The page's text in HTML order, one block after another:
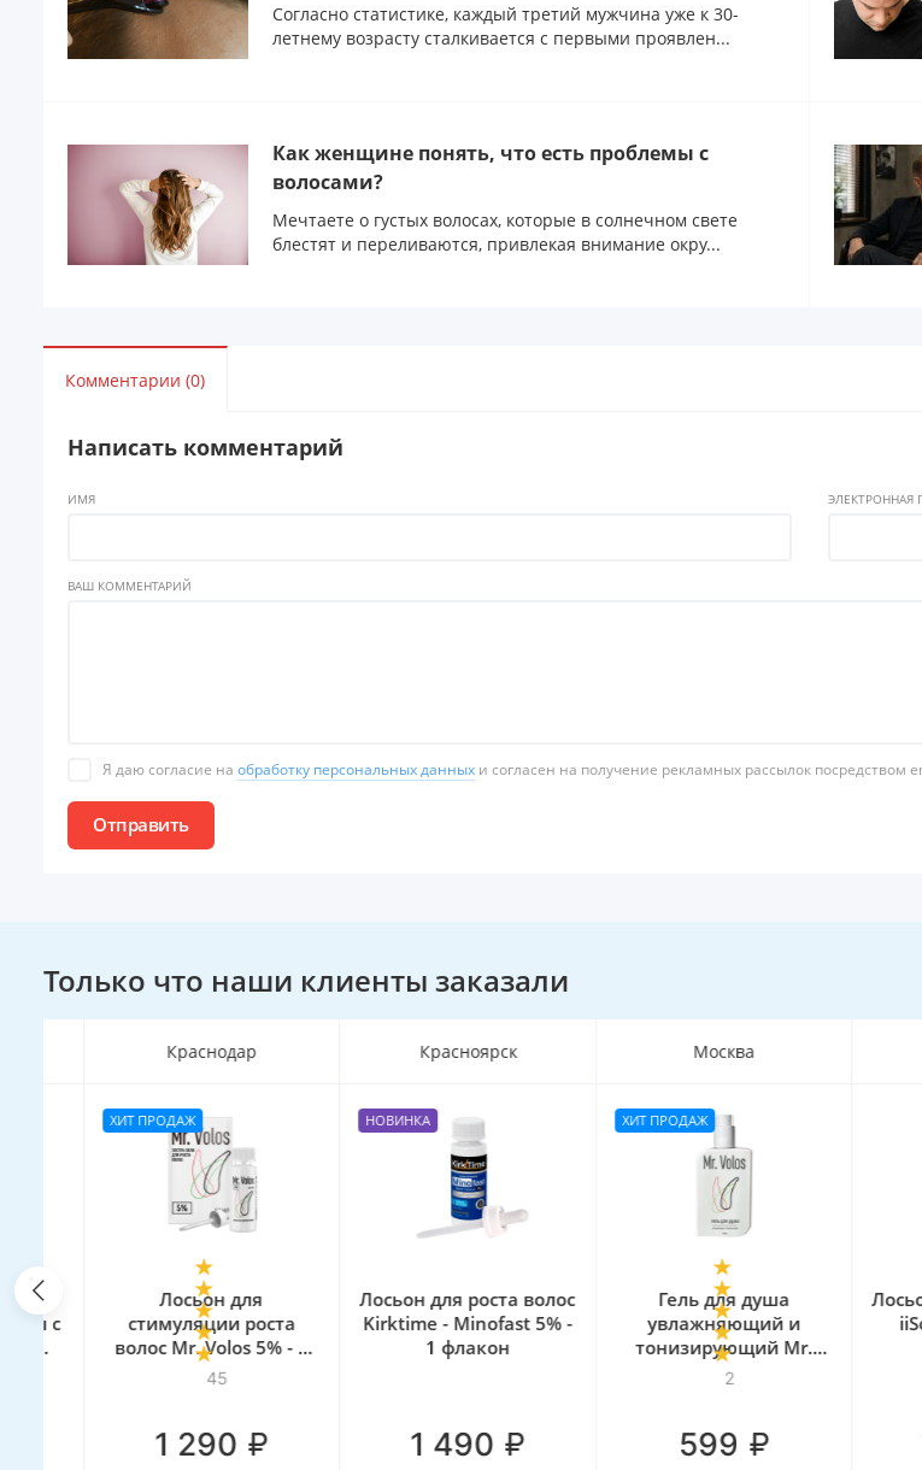
Согласно статистике, каждый третий мужчина уже к 30-
летнему возрасту сталкивается с первыми проявлен...
Как женщине понять, что есть проблемы с
волосами?
Мечтаете о густых волосах, которые в солнечном свете
блестят и переливаются, привлекая внимание окру...
Комментарии (0)
Написать комментарий
ИМЯ ЭЛЕКТРОННАЯ
ВАШ КОММЕНТАРИЙ
Я даю согласие на обработку персональных данных и согласен на получение рекламных рассылок посредством
Отправить
Только что наши клиенты заказали
Краснодар
ХИТ ПРОДАЖ
Лосьон для
стимуляции роста
волос Mr. Volos 5% - 1
1 290 ₽
Красноярск
НОВИНКА
Лосьон для роста волос
Kirktime - Minofast 5% -
1 флакон
1 490 ₽
Москва
ХИТ ПРОДАЖ
Гель для душа
увлажняющий и
тонизирующий Mr.
Volos, 250 мл
599 ₽
Лосьон
1